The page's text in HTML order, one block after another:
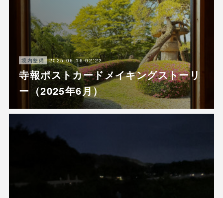
境内整備 2025.06.16 02:22
寺報ポストカードメイキングストーリ
ー（2025年6月）